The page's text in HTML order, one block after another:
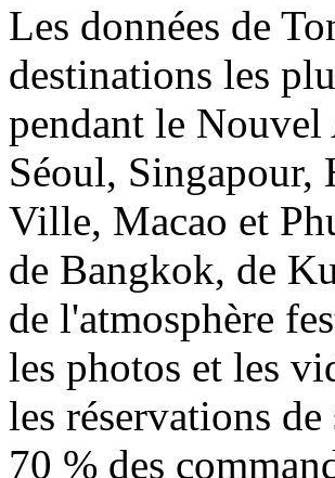
Les données de
destinations les
pendant le
Séoul,
Ville, Macao et
de Bangkok, de
de l'atmosphère
les photos et les
les réservations
70 % des